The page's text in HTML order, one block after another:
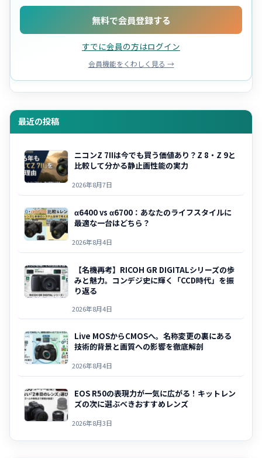
無料で会員登録する
すでに会員の方はログイン
会員機能をくわしく見る →
最近の投稿
ニコンZ 7IIは今でも買う価値あり？Z 8・Z 9と
比較して分かる静止画性能の実力
2026年8月7日
α6400 vs α6700：あなたのライフスタイルに
最適な一台はどちら？
2026年8月4日
【名機再考】RICOH GR DIGITALシリーズの歩
みと魅力。コンデジ史に輝く「CCD時代」を振
り返る
2026年8月4日
Live MOSからCMOSへ。名称変更の裏にある
技術的背景と画質への影響を徹底解剖
2026年8月4日
EOS R50の表現力が一気に広がる！キットレン
ズの次に選ぶべきおすすめレンズ
2026年8月3日